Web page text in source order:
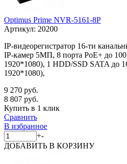
Optimus Prime NVR-5161-8P
Артикул: 20200
IP-видеорегистратор 16-ти
IP-камер 5МП, 8 порта PoE+ до
1920*1080), 1 HDD/SSD SATA до
1920*1080),
9 270 руб.
8 807 руб.
Купить в 1 клик
Сравнить
В избранное
+-
ДОБАВИТЬ В КОРЗИНУ